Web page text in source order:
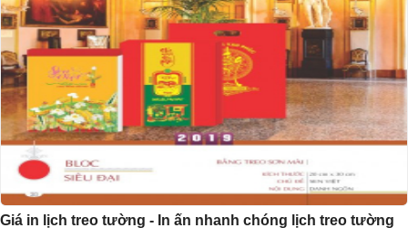
Giá in lịch treo tường - In ấn nhanh chóng lịch treo tường